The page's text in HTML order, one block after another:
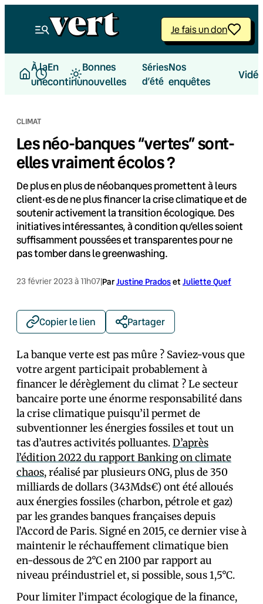
Je fais un don
À la
une
En
continu
Bonnes
nouvelles
Séries
d’été
Nos
enquêtes
CLIMAT
Les néo-banques “vertes” sont-
elles vraiment écolos ?
De plus en plus de néobanques promettent à leurs
client·es de ne plus financer la crise climatique et de
soutenir activement la transition écologique. Des
initiatives intéressantes, à condition qu’elles soient
suffisamment poussées et transparentes pour ne
pas tomber dans le greenwashing.
23 février 2023 à 11h07|ParJustine Pradoset Juliette Quef
Copier le lien Partager
La banque verte est pas mûre ? Saviez-vous que
votre argent participait probablement à
financer le dérèglement du climat ? Le secteur
bancaire porte une énorme responsabilité dans
la crise climatique puisqu’il permet de
subventionner les énergies fossiles et tout un
tas d’autres activités polluantes.D’après
l’édition 2022 du rapport Banking on climate
chaos, réalisé par plusieurs ONG, plus de 350
milliards de dollars (343Mds€) ont été alloués
aux énergies fossiles (charbon, pétrole et gaz)
par les grandes banques françaises depuis
l’Accord de Paris. Signé en 2015, ce dernier vise à
maintenir le réchauffement climatique bien
en-dessous de 2°C en 2100 par rapport au
niveau préindustriel et, si possible, sous 1,5°C.
Pour limiter l’impact écologique de la finance,